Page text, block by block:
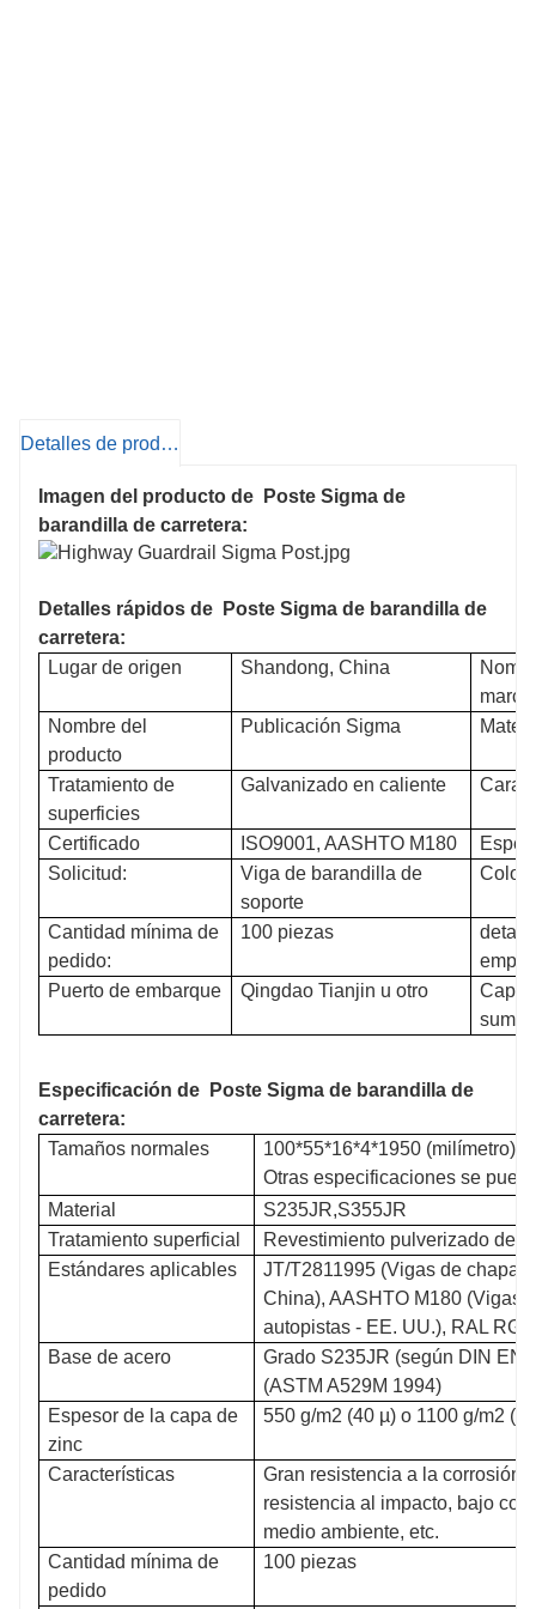
Detalles de producto
Imagen del producto de
Poste Sigma de
barandilla de carretera:
Detalles rápidos de
Poste Sigma de barandilla de
carretera:
Lugar de origen
Shandong, China
marca:
Nombre del
producto
Publicación Sigma
Tratamiento de
superficies
Galvanizado en caliente
Certificado ISO9001, AASHTO M180
Solicitud:
Viga de barandilla de
soporte
Color
Cantidad mínima de
pedido:
100 piezas
Puerto de embarque
Qingdao Tianjin u otro
Especificación de
Poste Sigma de barandilla de
carretera:
Tamaños normales
100*55*16*4*1950 (milímetro)
Otras especificaciones se
Material
S235JR,S355JR
Tratamiento superficial
Revestimiento pulverizado de
Estándares aplicables
JT/T2811995 (Vigas de chapa
China), AASHTO M180 (Vigas
autopistas - EE. UU.), RAL
Base de acero
Grado S235JR (según DIN EN
(ASTM A529M 1994)
Espesor de la capa de
zinc
550 g/m2 (40 µ) o 1100 g/m2
Características
Gran resistencia a la
resistencia al impacto, bajo
medio ambiente, etc.
Cantidad mínima de
pedido
100 piezas